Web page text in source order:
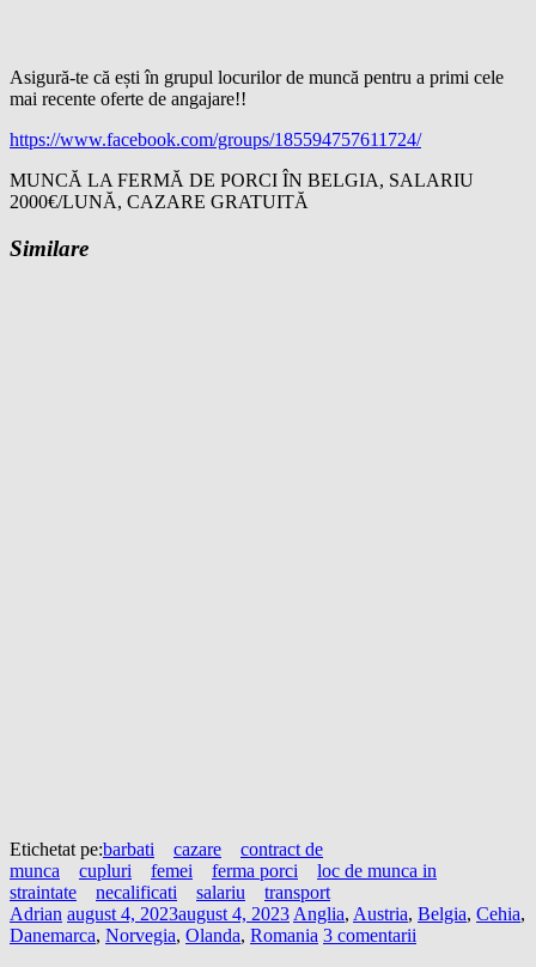
Asigură-te că ești în grupul locurilor de muncă pentru a primi cele
mai recente oferte de angajare!!
https://www.facebook.com/groups/185594757611724/
MUNCĂ LA FERMĂ DE PORCI ÎN BELGIA, SALARIU
2000€/LUNĂ, CAZARE GRATUITĂ
Similare
Etichetat pe:barbati cazare
contract de
munca
cupluri femei ferma porci
loc de munca in
straintate
necalificati salariu
transport
Adrian august 4, 2023august 4, 2023Anglia, Austria, Belgia, Cehia,
Danemarca, Norvegia, Olanda, Romania 3 comentarii